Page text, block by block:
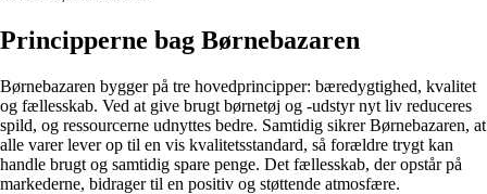
Principperne bag Børnebazaren
Børnebazaren bygger på tre hovedprincipper: bæredygtighed, kvalitet
og fællesskab. Ved at give brugt børnetøj og -udstyr nyt liv reduceres
spild, og ressourcerne udnyttes bedre. Samtidig sikrer Børnebazaren, at
alle varer lever op til en vis kvalitetsstandard, så forældre trygt kan
handle brugt og samtidig spare penge. Det fællesskab, der opstår på
markederne, bidrager til en positiv og støttende atmosfære.